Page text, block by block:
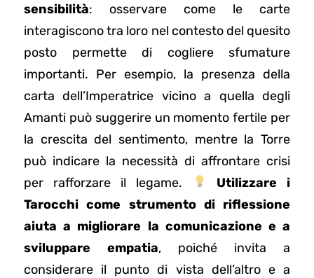
sensibilità: osservare come le carte
interagiscono tra loro nel contesto del quesito
posto permette di cogliere sfumature
importanti. Per esempio, la presenza della
carta dell’Imperatrice vicino a quella degli
Amanti può suggerire un momento fertile per
la crescita del sentimento, mentre la Torre
può indicare la necessità di affrontare crisi
per rafforzare il legame.
Utilizzare i
Tarocchi come strumento di riflessione
aiuta a migliorare la comunicazione e a
sviluppare empatia, poiché invita a
considerare il punto di vista dell’altro e a